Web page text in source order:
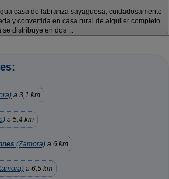
casa de labranza sayaguesa, cuidadosamente
y convertida en casa rural de alquiler completo.
se distribuye en dos ...
a 3,1 km
a 5,4 km
(Zamora) a 6 km
a 6,5 km